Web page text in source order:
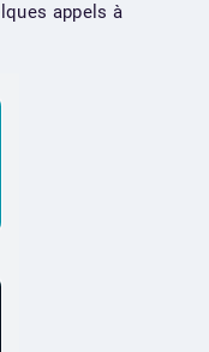
appels à